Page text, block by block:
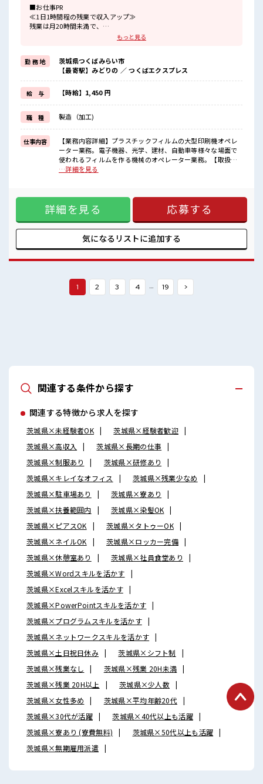
■お仕事PR
≪1日1時間程の残業で収入アップ≫
残業は月20時間未満で、
制服があるので、
毎日の服装の悩み解消♪
≪未経験でも活躍できる≫
新しいことにチャレンジするのは不安だけど、
しっかり働く環境が整っています！
イチからスキルUP・ステップUP目指していきましょう！
≪自分に向いている仕事が探せる≫
困った事などがあれば、
担当がしっかりサポートします！
■職場の雰囲気
一緒に働く仲間ともなじみやすい少人数の職場☆
20代が多数活躍中！
休憩時間にゆっくりできるスペース完備！
もっと見る
勤 務 地
茨城県つくばみらい市
【最寄駅】みどりの ／ つくばエクスプレス
給 与 【時給】1,450 円
職 種 製造（加工)
仕事内容
【業務内容詳細】プラスチックフィルムの大型印刷機オペレ
ーター業務。電子機器、光学、建材、自動車等様々な場面で
使われるフィルムを作る機械のオペレーター業務。【取扱製
品情報】溶剤、フィルム ■お仕事PR ≪1日1時間程の残業で収
≪未経験でも活躍できる≫ 新しいことにチャレンジするのは
不安だけど、 しっかり働く環境が整っています！ イチからス
キルUP・ステップUP目指していきましょう！ ≪自分に向い
ている仕事が探せる≫ 困った事などがあれば、 担当がしっか
りサポートします！ ■職場の雰囲気 一緒に働く仲間ともなじ
みやすい少人数の職場☆ 20代が多数活躍中！ 社会人経験が浅
っくりできるスペース完備！
…詳細を見る
詳細を見る 応募する
気になるリストに追加する
1 2 3 4 … 19 >
関連する条件から探す
関連する特徴から求人を探す
茨城県×未経験者OK
茨城県×経験者歓迎
茨城県×高収入
茨城県×長期の仕事
茨城県×制服あり
茨城県×研修あり
茨城県×キレイなオフィス
茨城県×残業少なめ
茨城県×駐車場あり
茨城県×寮あり
茨城県×扶養範囲内
茨城県×染髪OK
茨城県×ピアスOK
茨城県×タトゥーOK
茨城県×ネイルOK
茨城県×ロッカー完備
茨城県×休憩室あり
茨城県×社員食堂あり
茨城県×Wordスキルを活かす
茨城県×Excelスキルを活かす
茨城県×PowerPointスキルを活かす
茨城県×プログラムスキルを活かす
茨城県×ネットワークスキルを活かす
茨城県×土日祝日休み
茨城県×シフト制
茨城県×残業なし
茨城県×残業 20H未満
茨城県×残業 20H以上
茨城県×少人数
茨城県×女性多め
茨城県×平均年齢20代
茨城県×30代が活躍
茨城県×40代以上も活躍
茨城県×寮あり (寮費無料)
茨城県×50代以上も活躍
茨城県×無期雇用派遣